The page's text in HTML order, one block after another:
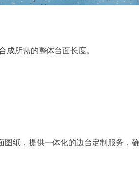
成所需的整体台面长度。
图纸，提供一体化的边台定制服务，